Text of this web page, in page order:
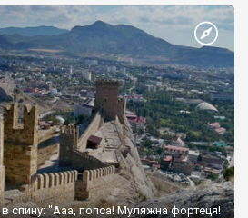
спину: "Ааа, попса! Муляжна фортеця!